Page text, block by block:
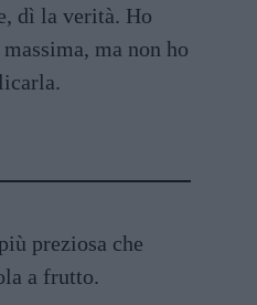
dì la verità. Ho
ma non ho
preziosa che
a frutto.